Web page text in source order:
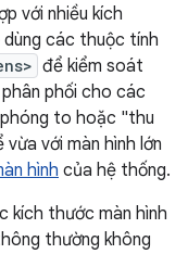
với nhiều kích
các thuộc tính
để kiểm soát
phối cho các
to hoặc "thu
với màn hình lớn
hình của hệ thống.
kích thước màn hình
thường không